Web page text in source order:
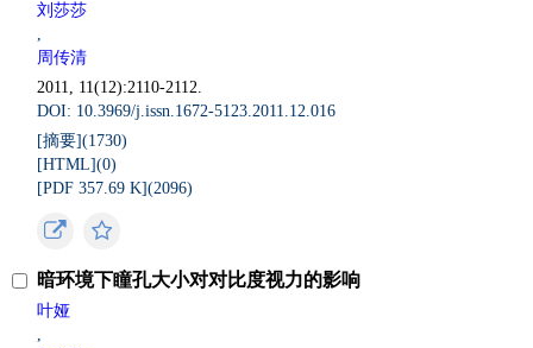
刘莎莎
,
周传清
2011, 11(12):2110-2112.
DOI: 10.3969/j.issn.1672-5123.2011.12.016
[摘要](1730)
[HTML](0)
[PDF 357.69 K](2096)
暗环境下瞳孔大小对对比度视力的影响
叶娅
,